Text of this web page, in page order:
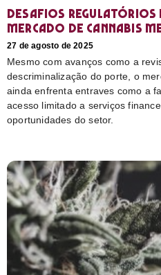
Desafios regulatórios
mercado de cannabis
27 de agosto de 2025
Mesmo com avanços como a
descriminalização do porte, o
ainda enfrenta entraves como a
acesso limitado a serviços
oportunidades do setor.